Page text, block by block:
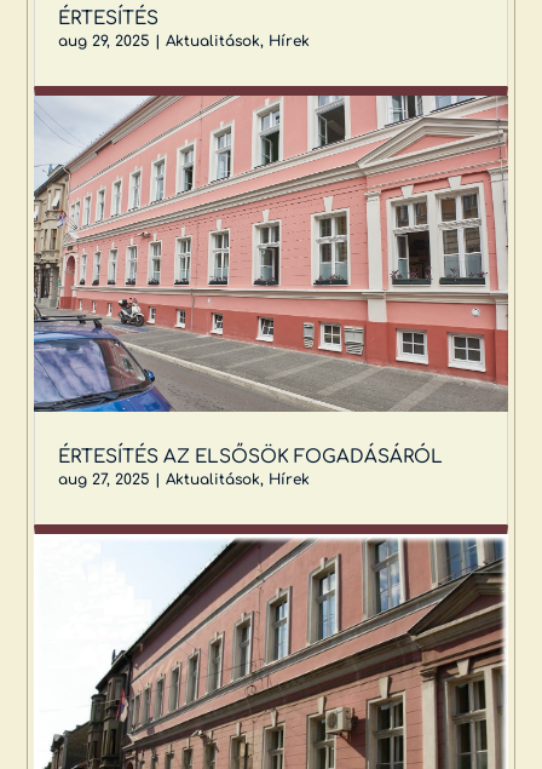
ÉRTESÍTÉS
aug 29, 2025 |Aktualitások, Hírek
ÉRTESÍTÉS AZ ELSŐSÖK FOGADÁSÁRÓL
aug 27, 2025 |Aktualitások, Hírek